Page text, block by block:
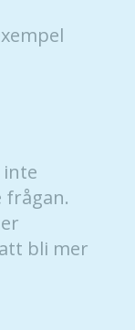
inte
frågan.
bli mer